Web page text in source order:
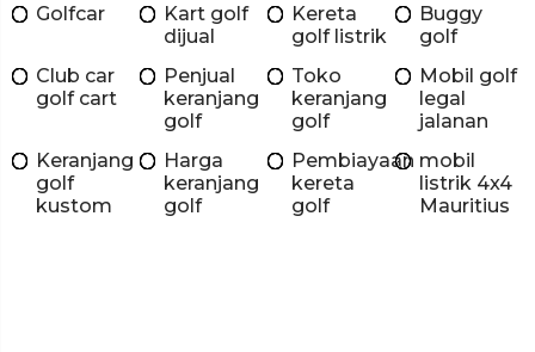
Golfcar
Kart golf
dijual
Kereta
golf listrik
Buggy
golf
Club car
golf cart
Penjual
keranjang
golf
Toko
keranjang
golf
Mobil golf
legal
jalanan
Keranjang
golf
kustom
Harga
keranjang
golf
Pembiayaan
kereta
golf
mobil
listrik 4x4
Mauritius